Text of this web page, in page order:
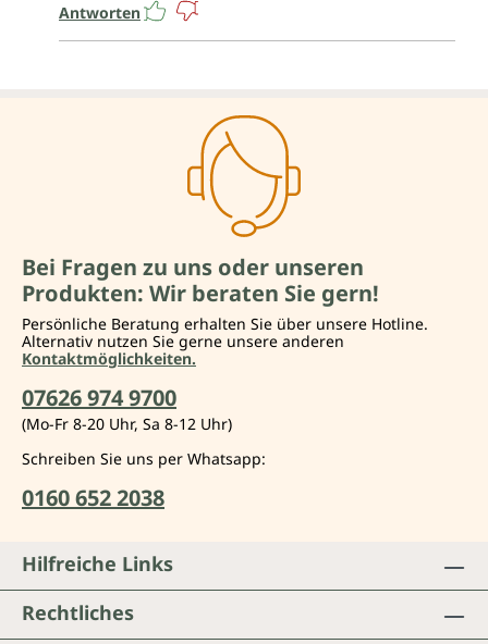
Antworten
Bei Fragen zu uns oder unseren
Produkten: Wir beraten Sie gern!
Persönliche Beratung erhalten Sie über unsere Hotline.
Alternativ nutzen Sie gerne unsere anderen
Kontaktmöglichkeiten.
07626 974 9700
(Mo-Fr 8-20 Uhr, Sa 8-12 Uhr)
Schreiben Sie uns per Whatsapp:
0160 652 2038
Hilfreiche Links
Rechtliches